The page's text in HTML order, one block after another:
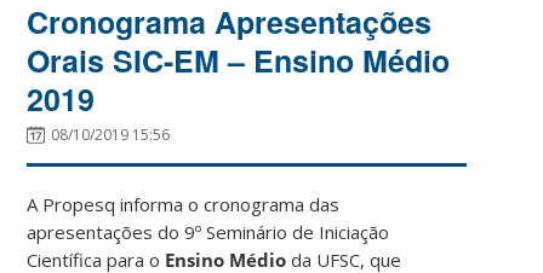
Cronograma Apresentações
Orais SIC-EM – Ensino Médio
2019
08/10/2019 15:56
A Propesq informa o cronograma das
apresentações do 9º Seminário de Iniciação
Científica para o Ensino Médio da UFSC, que